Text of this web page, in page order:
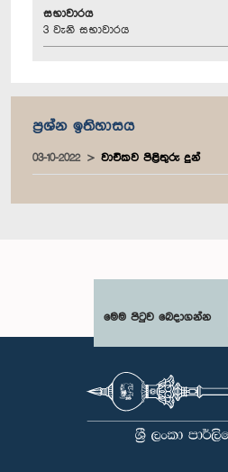
සභාවාරය
3 වැනි සභාවාරය
ප්‍රශ්න ඉතිහාසය
03-10-2022 වාචිකව පිළිතුරු දුන්
මෙම පිටුව බෙදාගන්න